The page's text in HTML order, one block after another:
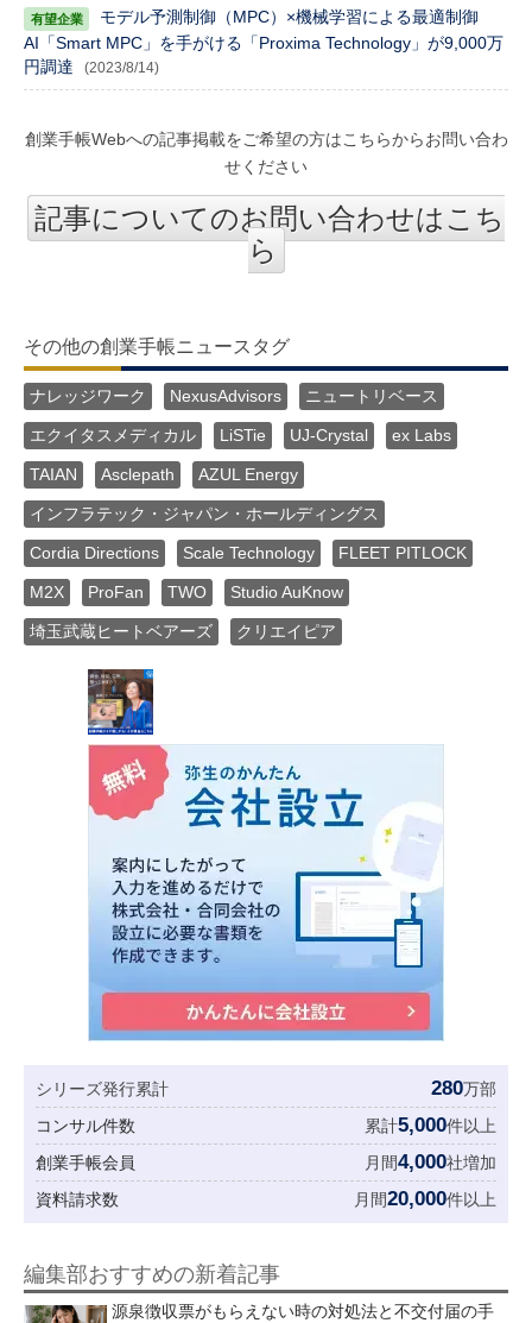
モデル予測制御（MPC）×機械学習による最適制御
AI「Smart MPC」を手がける「Proxima Technology」が9,000万
円調達
(2023/8/14)
創業手帳Webへの記事掲載をご希望の方はこちらからお問い合わ
せください
記事についてのお問い合わせはこち
ら
その他の創業手帳ニュースタグ
ナレッジワーク NexusAdvisors ニュートリベース
エクイタスメディカル LiSTie UJ-Crystal ex Labs
TAIAN Asclepath AZUL Energy
インフラテック・ジャパン・ホールディングス
Cordia Directions Scale Technology FLEET PITLOCK
M2X ProFan TWO Studio AuKnow
埼玉武蔵ヒートベアーズ クリエイピア
シリーズ発行累計 280万部
コンサル件数
累計5,000件以上
創業手帳会員
月間4,000社増加
資料請求数
月間20,000件以上
編集部おすすめの新着記事
源泉徴収票がもらえない時の対処法と不交付届の手